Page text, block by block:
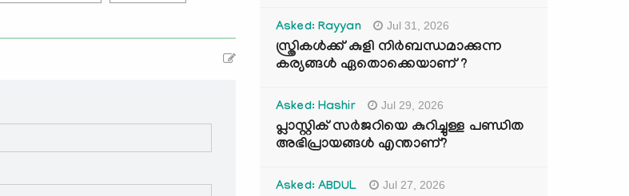
Asked: Rayyan Jul 31, 2026
സ്ത്രികൾക്ക് കുളി നിർബന്ധമാക്കുന്ന
കര്യങ്ങൾ ഏതൊക്കെയാണ് ?
Asked: Hashir Jul 29, 2026
പ്ലാസ്റ്റിക് സർജറിയെ കുറിച്ചുള്ള പണ്ഡിത
അഭിപ്രായങ്ങൾ എന്താണ്?
Asked: ABDUL Jul 27, 2026